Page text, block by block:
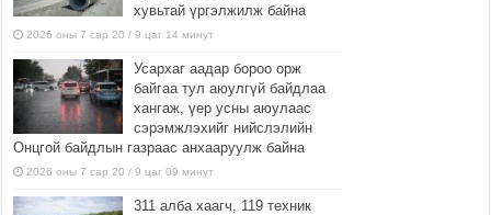
хувьтай үргэлжилж байна
2026 оны 7 сар 20 / 9 цаг 14 минут
Усархаг аадар бороо орж
байгаа тул аюулгүй байдлаа
хангаж, үер усны аюулаас
сэрэмжлэхийг нийслэлийн
Онцгой байдлын газраас анхааруулж байна
2026 оны 7 сар 20 / 9 цаг 09 минут
311 алба хаагч, 119 техник